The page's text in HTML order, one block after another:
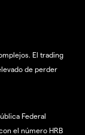
El trading
de perder
Federal
el número HRB